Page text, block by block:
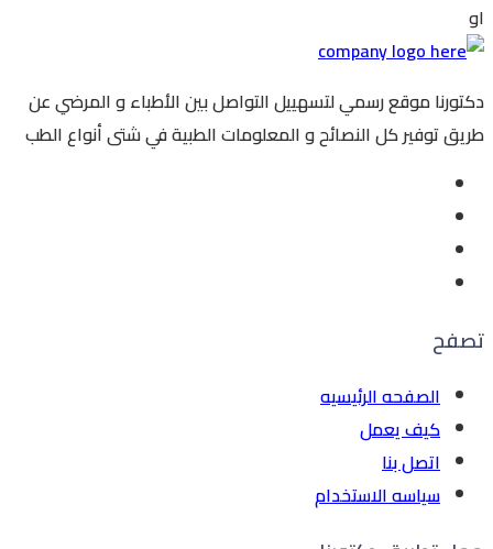
او
دكتورنا موقع رسمي لتسهييل التواصل بين الأطباء و المرضي عن
طريق توفير كل النصائح و المعلومات الطبية في شتى أنواع الطب
تصفح
الصفحه الرئيسيه
كيف يعمل
اتصل بنا
سياسه الاستخدام